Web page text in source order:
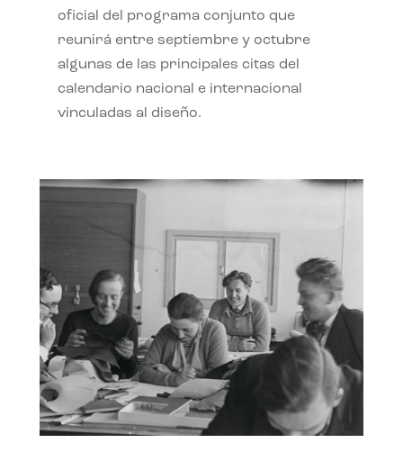
oficial del programa conjunto que
reunirá entre septiembre y octubre
algunas de las principales citas del
calendario nacional e internacional
vinculadas al diseño.